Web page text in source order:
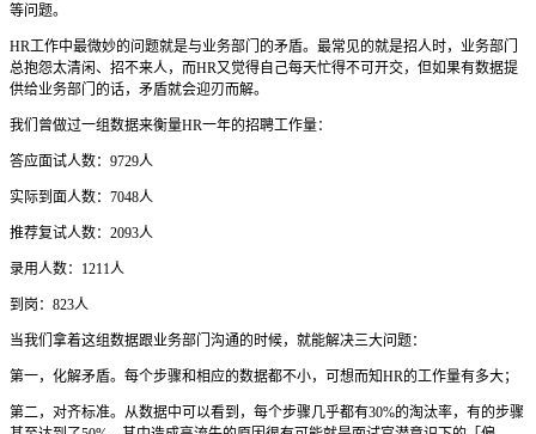
等问题。
HR工作中最微妙的问题就是与业务部门的矛盾。最常见的就是招人时，业务部门
总抱怨太清闲、招不来人，而HR又觉得自己每天忙得不可开交，但如果有数据提
供给业务部门的话，矛盾就会迎刃而解。
我们曾做过一组数据来衡量HR一年的招聘工作量：
答应面试人数：9729人
实际到面人数：7048人
推荐复试人数：2093人
录用人数：1211人
到岗：823人
当我们拿着这组数据跟业务部门沟通的时候，就能解决三大问题：
第一，化解矛盾。每个步骤和相应的数据都不小，可想而知HR的工作量有多大；
第二，对齐标准。从数据中可以看到，每个步骤几乎都有30%的淘汰率，有的步骤